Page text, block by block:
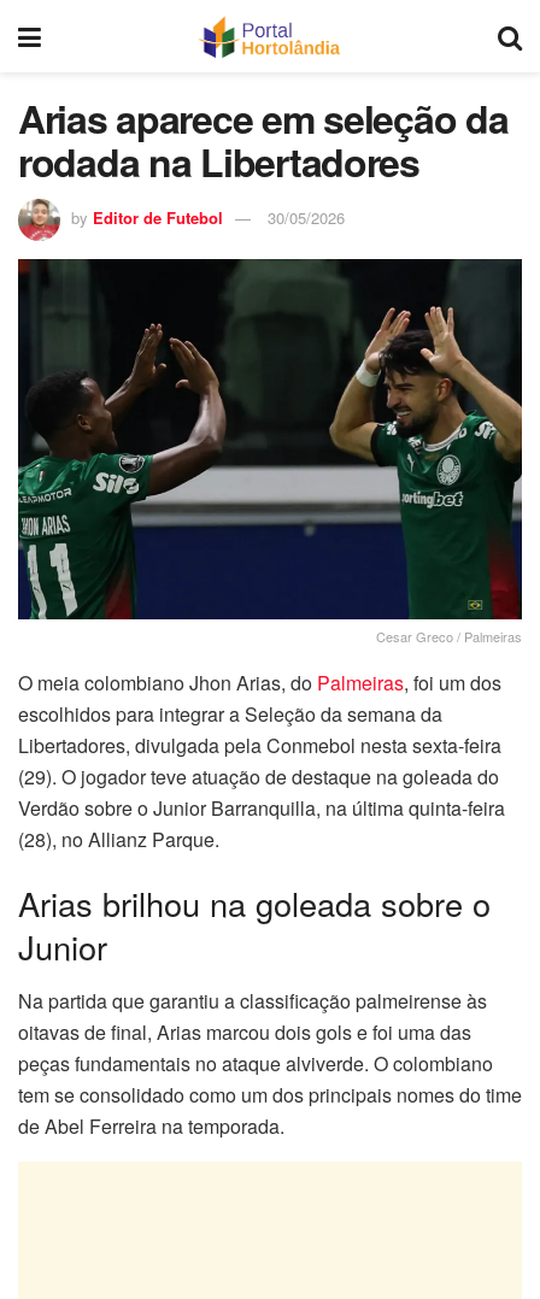
Arias aparece em seleção da
rodada na Libertadores
by Editor de Futebol 30/05/2026
Cesar Greco / Palmeiras
O meia colombiano Jhon Arias, do Palmeiras, foi um dos
escolhidos para integrar a Seleção da semana da
Libertadores, divulgada pela Conmebol nesta sexta-feira
(29). O jogador teve atuação de destaque na goleada do
Verdão sobre o Junior Barranquilla, na última quinta-feira
(28), no Allianz Parque.
Arias brilhou na goleada sobre o
Junior
Na partida que garantiu a classificação palmeirense às
oitavas de final, Arias marcou dois gols e foi uma das
peças fundamentais no ataque alviverde. O colombiano
tem se consolidado como um dos principais nomes do time
de Abel Ferreira na temporada.